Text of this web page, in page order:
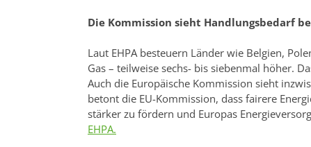
Die Kommission sieht Handlungsbedarf
Laut EHPA besteuern Länder wie Belgien,
Gas – teilweise sechs- bis siebenmal höher.
Auch die Europäische Kommission sieht
betont die EU-Kommission, dass fairere
stärker zu fördern und Europas
EHPA.